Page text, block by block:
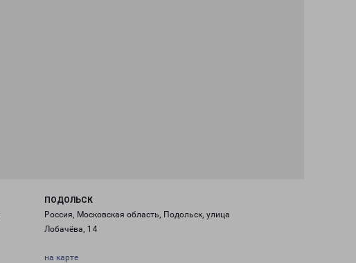
ПОДОЛЬСК
Россия, Московская область, Подольск, улица
Лобачёва, 14
на карте